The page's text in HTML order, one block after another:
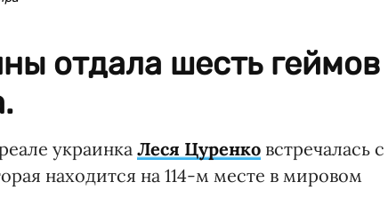
отдала шесть геймов
украинка Леся Цуренко встречалась с
находится на 114-м месте в мировом